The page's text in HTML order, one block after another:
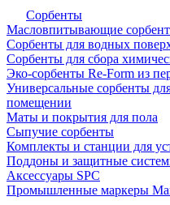
Сорбенты
Масловпитывающие
Сорбенты для водных
Сорбенты для сбора
Эко-сорбенты Re-Form из
Универсальные сорбенты
помещении
Маты и покрытия для пола
Сыпучие сорбенты
Комплекты и станции для
Поддоны и защитные
Аксессуары SPC
Промышленные маркеры